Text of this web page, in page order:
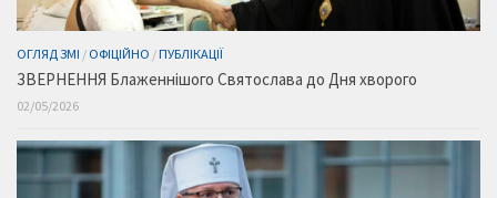
ОГЛЯД ЗМІ / ОФІЦІЙНО /ПУБЛІКАЦІЇ
ЗВЕРНЕННЯ Блаженнішого Святослава до Дня хворого
02/05/2026